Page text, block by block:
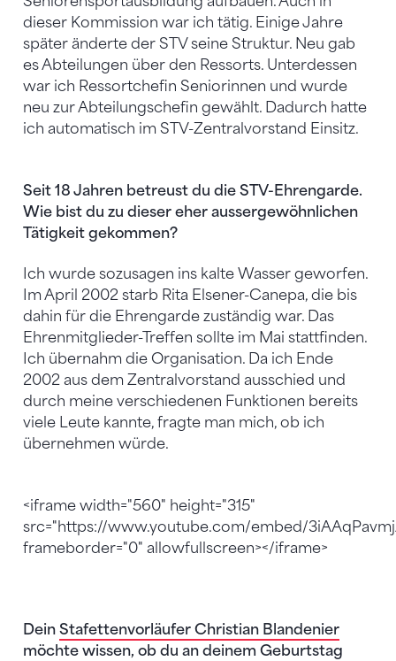
dieser Kommission war ich tätig. Einige Jahre
später änderte der STV seine Struktur. Neu gab
es Abteilungen über den Ressorts. Unterdessen
war ich Ressortchefin Seniorinnen und wurde
neu zur Abteilungschefin gewählt. Dadurch hatte
ich automatisch im STV-Zentralvorstand Einsitz.
Seit 18 Jahren betreust du die STV-Ehrengarde.
Wie bist du zu dieser eher aussergewöhnlichen
Tätigkeit gekommen?
Ich wurde sozusagen ins kalte Wasser geworfen.
Im April 2002 starb Rita Elsener-Canepa, die bis
dahin für die Ehrengarde zuständig war. Das
Ehrenmitglieder-Treffen sollte im Mai stattfinden.
Ich übernahm die Organisation. Da ich Ende
2002 aus dem Zentralvorstand ausschied und
durch meine verschiedenen Funktionen bereits
viele Leute kannte, fragte man mich, ob ich
übernehmen würde.
<iframe width="560" height="315"
src="https://www.youtube.com/embed/
frameborder="0" allowfullscreen></iframe>
Dein Stafettenvorläufer Christian Blandenier
möchte wissen, ob du an deinem Geburtstag